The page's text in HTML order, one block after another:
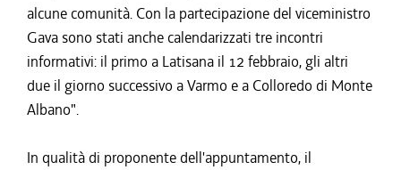
alcune comunità. Con la partecipazione del viceministro
Gava sono stati anche calendarizzati tre incontri
informativi: il primo a Latisana il 12 febbraio, gli altri
due il giorno successivo a Varmo e a Colloredo di Monte
Albano".
In qualità di proponente dell'appuntamento, il